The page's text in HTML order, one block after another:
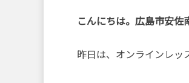
こんにちは。広島市安佐
昨日は、オンラインレッ